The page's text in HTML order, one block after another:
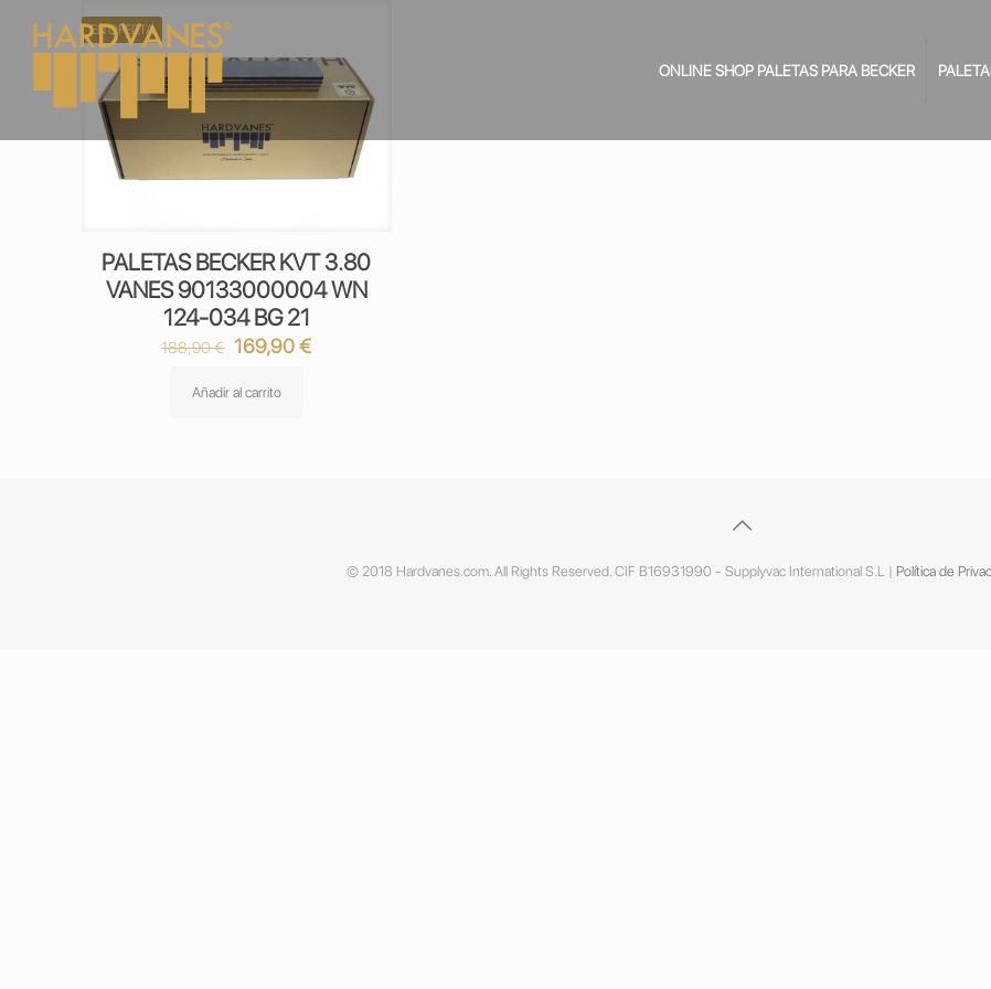
ONLINE SHOP PALETAS PARA BECKER
EN OFERTA
PALETAS BECKER KVT 3.80
VANES 90133000004 WN
124-034 BG 21
188,90€ El
original
169,90€El
Añadir al carrito
© 2018 Hardvanes.com. All Rights Reserved. CIF B16931990 - Supplyvac International S.L | Política de